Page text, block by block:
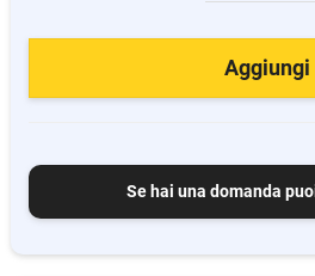
Aggiungi
Se hai una domanda